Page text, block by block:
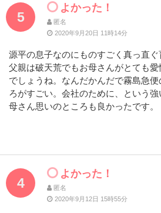
5
よかった！
匿名
2020年9月20日 11時14分
源平の息子なのにものすごく真っ直ぐ
父親は破天荒でもお母さんがとても
でしょうね。なんだかんだで霧島急
ろがすごい。会社のために、という
母さん思いのところも良かったです。
4
よかった！
匿名
2020年9月12日 15時55分